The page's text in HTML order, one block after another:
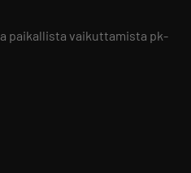
paikallista vaikuttamista pk-